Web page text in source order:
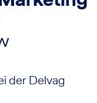
der Delvag